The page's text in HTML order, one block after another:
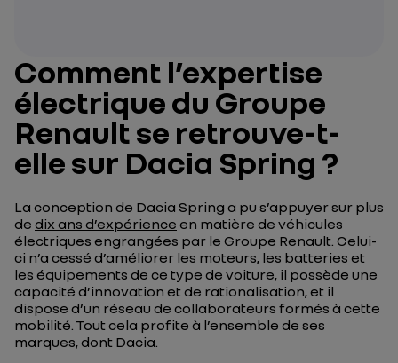
Comment l’expertise
électrique du Groupe
Renault se retrouve-t-
elle sur Dacia Spring ?
La conception de Dacia Spring a pu s’appuyer sur plus
de dix ans d’expérience en matière de véhicules
électriques engrangées par le Groupe Renault. Celui-
ci n’a cessé d’améliorer les moteurs, les batteries et
les équipements de ce type de voiture, il possède une
capacité d’innovation et de rationalisation, et il
dispose d’un réseau de collaborateurs formés à cette
mobilité. Tout cela profite à l’ensemble de ses
marques, dont Dacia.